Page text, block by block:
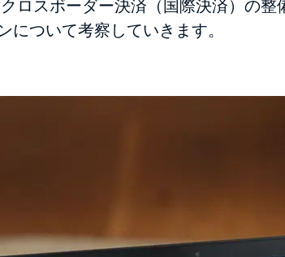
ロスボーダー決済（国際決済）の
について考察していきます。